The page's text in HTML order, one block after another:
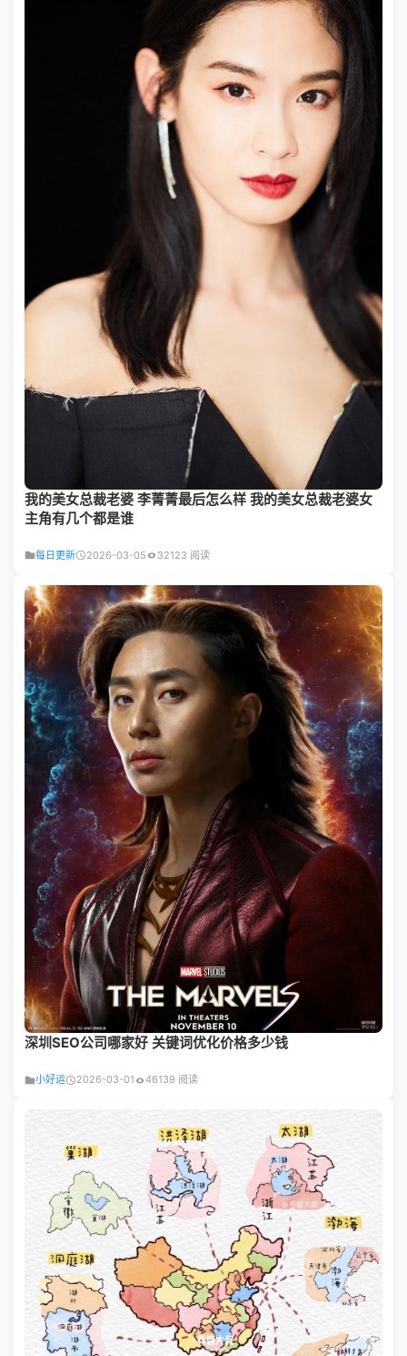
我的美女总裁老婆 李菁菁最后怎么样 我的美女总裁老婆女
主角有几个都是谁
每日更新 2026-03-05 32123 阅读
深圳SEO公司哪家好 关键词优化价格多少钱
小好运 2026-03-01 46139 阅读